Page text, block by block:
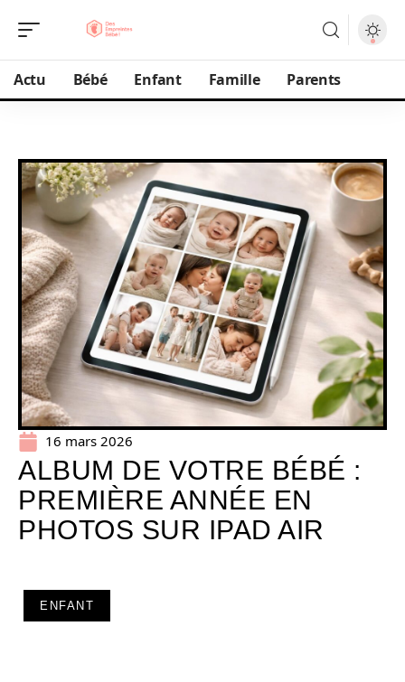
Actu Bébé Enfant Famille Parents
16 mars 2026
ALBUM DE VOTRE BÉBÉ :
PREMIÈRE ANNÉE EN
PHOTOS SUR IPAD AIR
ENFANT